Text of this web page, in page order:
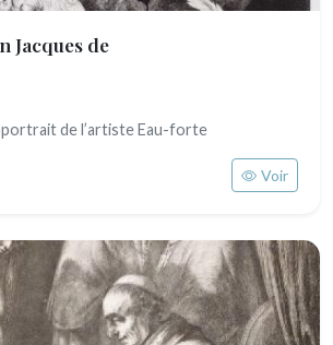
Jacques de
de l’artiste Eau-forte
Voir